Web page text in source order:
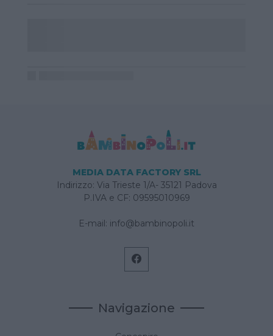
MEDIA DATA FACTORY SRL
Indirizzo: Via Trieste 1/A- 35121 Padova
P.IVA e CF: 09595010969
E-mail: info@bambinopoli.it
Navigazione